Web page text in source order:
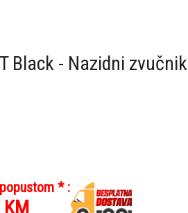
Black - Nazidni zvučnik
* :
KM